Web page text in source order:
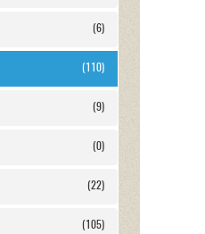
(6)
(110)
(9)
(0)
(22)
(105)